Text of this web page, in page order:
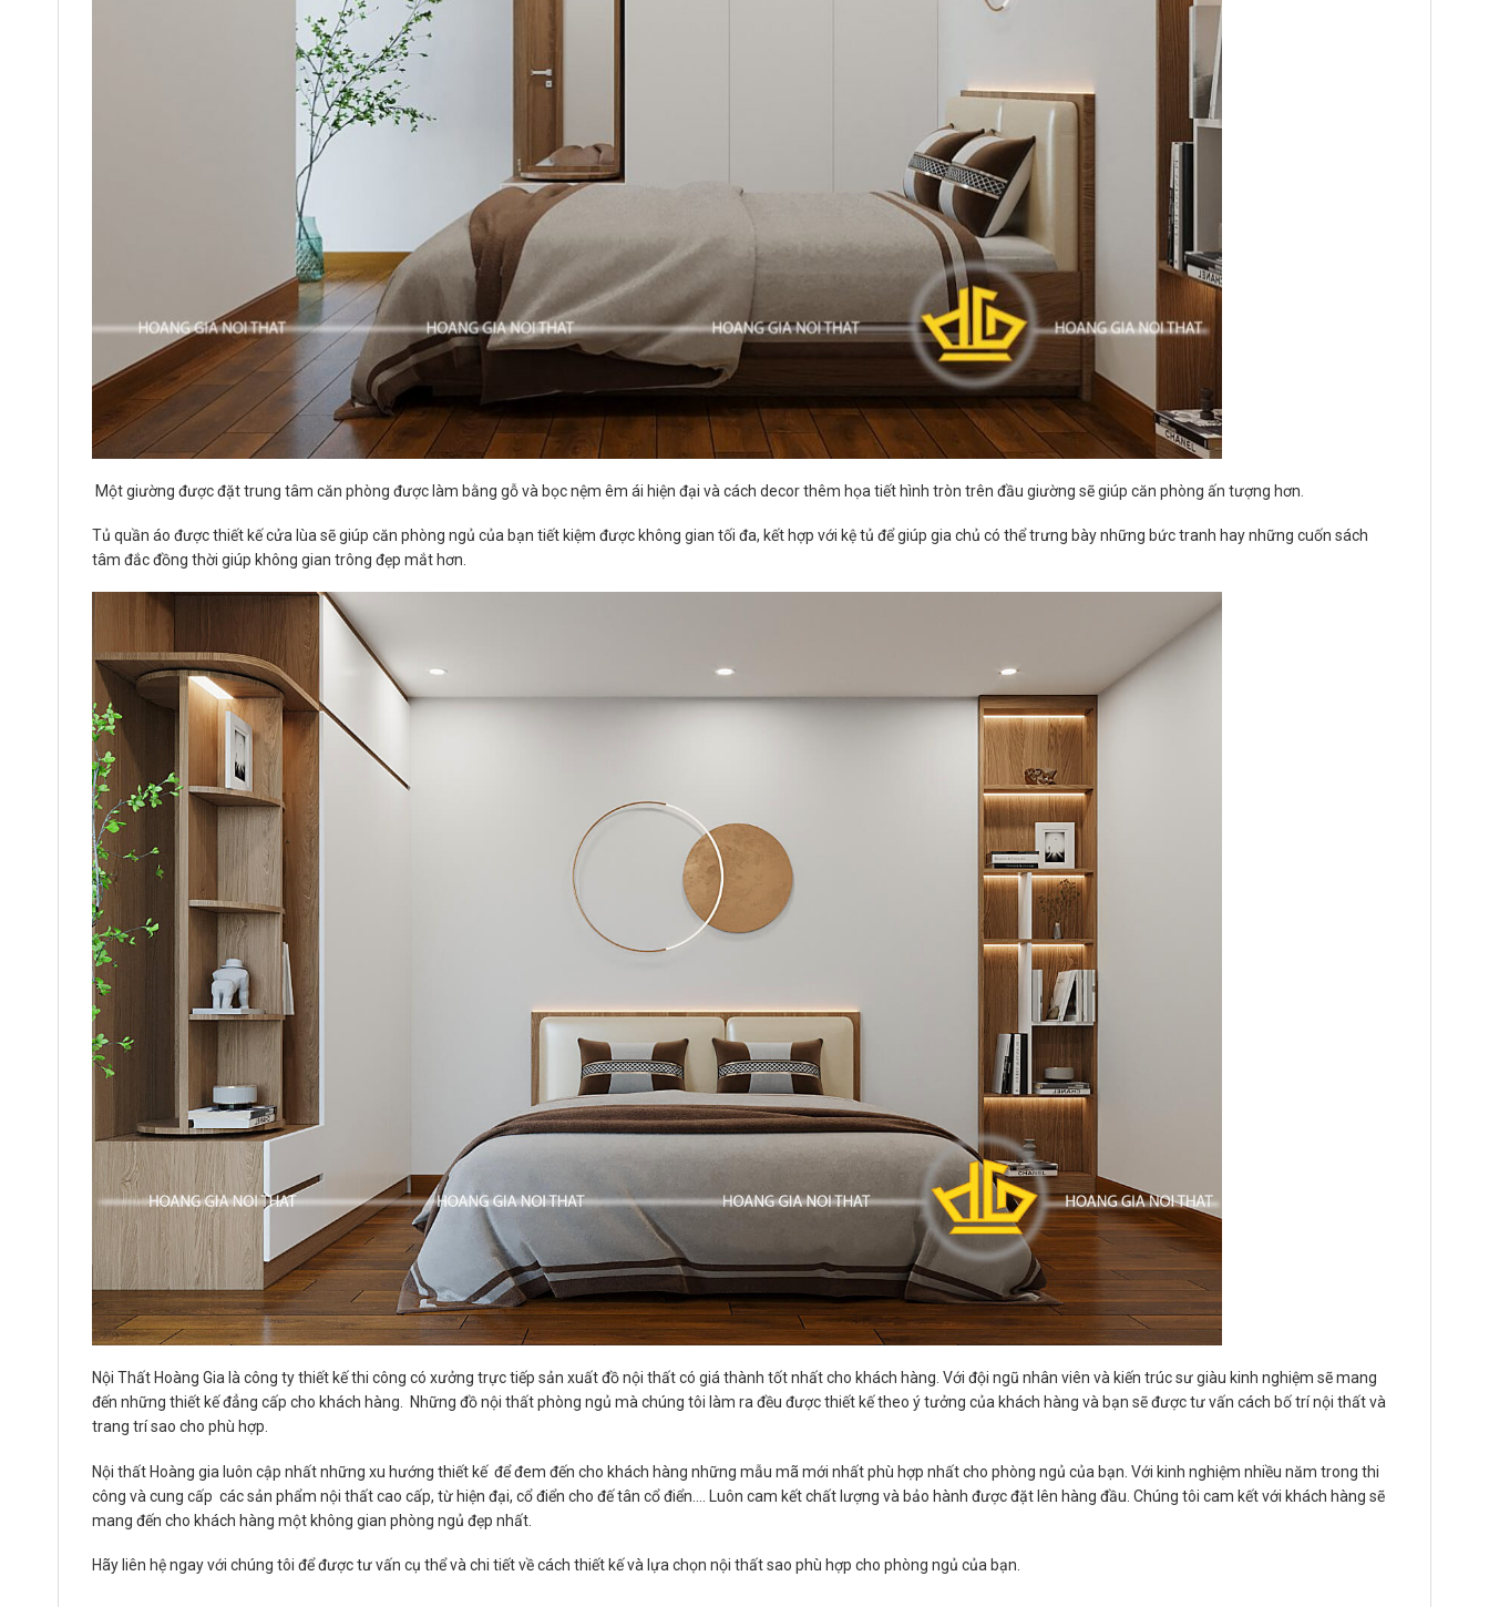
Một giường được đặt trung tâm căn phòng được làm bằng gỗ và bọc nệm êm ái hiện đại và cách decor thêm họa tiết hình tròn trên đầu giường sẽ giúp căn phòng ấn tượng hơn.
Tủ quần áo được thiết kế cửa lùa sẽ giúp căn phòng ngủ của bạn tiết kiệm được không gian tối đa, kết hợp với kệ tủ để giúp gia chủ có thể trưng bày những bức tranh hay những cuốn sách
tâm đắc đồng thời giúp không gian trông đẹp mắt hơn.
Nội Thất Hoàng Gia là công ty thiết kế thi công có xưởng trực tiếp sản xuất đồ nội thất có giá thành tốt nhất cho khách hàng. Với đội ngũ nhân viên và kiến trúc sư giàu kinh nghiệm sẽ mang
đến những thiết kế đẳng cấp cho khách hàng. Những đồ nội thất phòng ngủ mà chúng tôi làm ra đều được thiết kế theo ý tưởng của khách hàng và bạn sẽ được tư vấn cách bố trí nội thất và
trang trí sao cho phù hợp.
Nội thất Hoàng gia luôn cập nhất những xu hướng thiết kế để đem đến cho khách hàng những mẫu mã mới nhất phù hợp nhất cho phòng ngủ của bạn. Với kinh nghiệm nhiều năm trong thi
công và cung cấp các sản phẩm nội thất cao cấp, từ hiện đại, cổ điển cho đế tân cổ điển…. Luôn cam kết chất lượng và bảo hành được đặt lên hàng đầu. Chúng tôi cam kết với khách hàng sẽ
mang đến cho khách hàng một không gian phòng ngủ đẹp nhất.
Hãy liên hệ ngay với chúng tôi để được tư vấn cụ thể và chi tiết về cách thiết kế và lựa chọn nội thất sao phù hợp cho phòng ngủ của bạn.